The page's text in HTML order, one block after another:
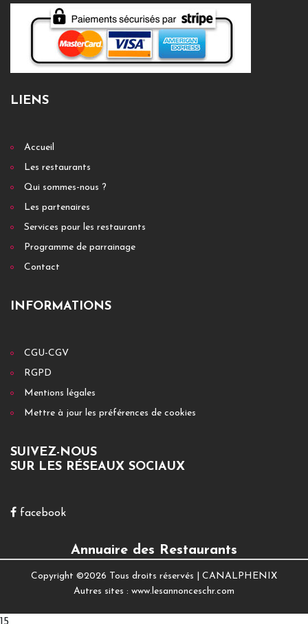
LIENS
Accueil
Les restaurants
Qui sommes-nous ?
Les partenaires
Services pour les restaurants
Programme de parrainage
Contact
INFORMATIONS
CGU-CGV
RGPD
Mentions légales
Mettre à jour les préférences de cookies
SUIVEZ-NOUS
SUR LES RÉSEAUX SOCIAUX
facebook
Annuaire des Restaurants
Copyright ©2026 Tous droits réservés | CANALPHENIX
Autres sites : www.lesannonceschr.com
15